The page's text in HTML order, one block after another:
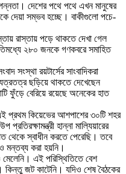
দেশের পথে পথে এখন মানুষের
দেয়া সম্ভব হচ্ছে। বাকীগুলো পচে-
রাস্তায় পড়ে থাকতে দেখা গেল
২৮০ জনকে গণকবরে সমাহিত
সংস্থা রয়টার্সের সাংবাদিকরা
যত্রতত্র ছড়িয়ে থাকতে দেখেছেন
ফুঁড়ে বেরিয়ে রয়েছে অনেকের হাত
প্রথম কিয়েভের আশপাশের ৩০টি শহর
হান্না মাল্যিয়ারের
থেকে স্বাধীন করতে পেরেছি। তবে
মন্তব্য করা হয়নি।
এই পরিস্থিতিতে বেশ
কিন্তু জট কাটেনি। যদিও শেষ বৈঠকের